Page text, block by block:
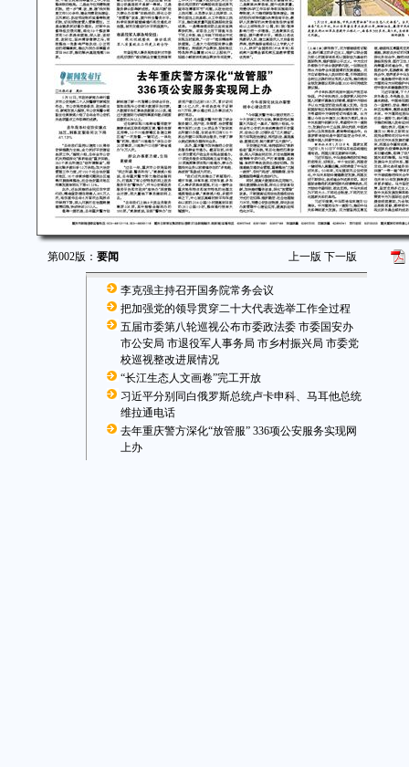
第002版： 要闻 上一版 下一版
李克强主持召开国务院常务会议
把加强党的领导贯穿二十大代表选举工作全过程
五届市委第八轮巡视公布市委政法委 市委国安办
市公安局 市退役军人事务局 市乡村振兴局 市委党
校巡视整改进展情况
“长江生态人文画卷”完工开放
习近平分别同白俄罗斯总统卢卡申科、马耳他总统
维拉通电话
去年重庆警方深化“放管服” 336项公安服务实现网
上办